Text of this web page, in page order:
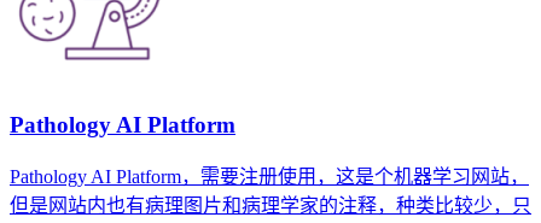
Pathology AI Platform
Pathology AI Platform，需要注册使用，这是个机器学习网站，
但是网站内也有病理图片和病理学家的注释，种类比较少，只